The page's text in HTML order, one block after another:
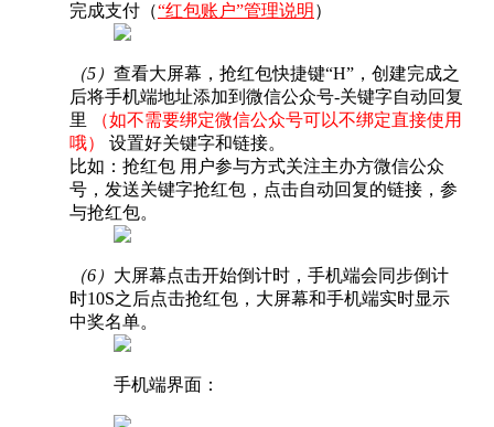
完成支付（“红包账户”管理说明 ）
（5） 查看大屏幕，抢红包快捷键“H”，创建完成之
后将手机端地址添加到微信公众号-关键字自动回复
里
（如不需要绑定微信公众号可以不绑定直接使用
哦） 设置好关键字和链接。
比如：抢红包 用户参与方式关注主办方微信公众
号，发送关键字抢红包，点击自动回复的链接，参
与抢红包。
（6） 大屏幕点击开始倒计时，手机端会同步倒计
时10S之后点击抢红包，大屏幕和手机端实时显示
中奖名单。
手机端界面：